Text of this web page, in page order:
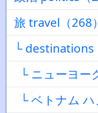
旅 travel（268）
└ destinations
└ ニューヨー
└ ベトナム ハ